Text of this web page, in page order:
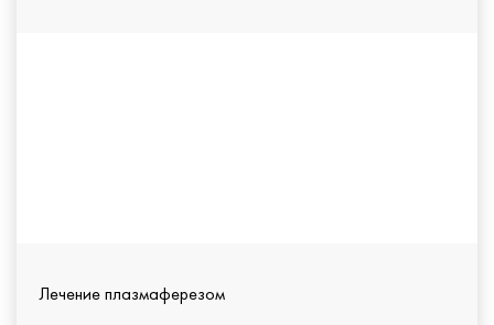
Лечение плазмаферезом